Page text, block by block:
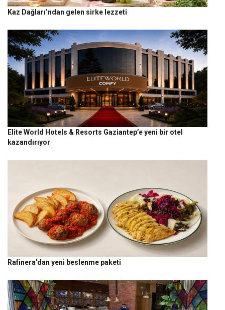
Kaz Dağları’ndan gelen sirke lezzeti
Elite World Hotels & Resorts Gaziantep’e yeni bir otel
kazandırıyor
Rafinera’dan yeni beslenme paketi